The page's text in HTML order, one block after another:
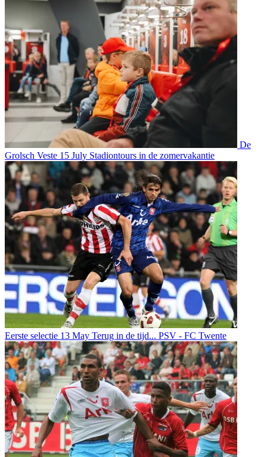
De
Grolsch Veste 15 July Stadiontours in de zomervakantie
Eerste selectie 13 May Terug in de tijd... PSV - FC Twente